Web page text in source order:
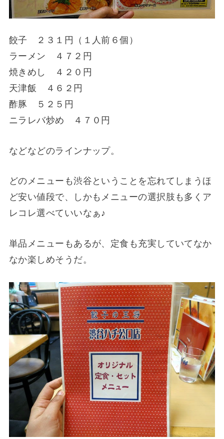
餃子 ２３１円（１人前６個）
ラーメン ４７２円
焼きめし ４２０円
天津飯 ４６２円
酢豚 ５２５円
ニラレバ炒め ４７０円
などなどのラインナップ。
どのメニューも渋谷ということを忘れてしまうほ
ど安い値段で、しかもメニューの選択肢も多くア
レコレ選べていいなぁ♪
単品メニューもあるが、定食も充実していてなか
なか楽しめそうだ。